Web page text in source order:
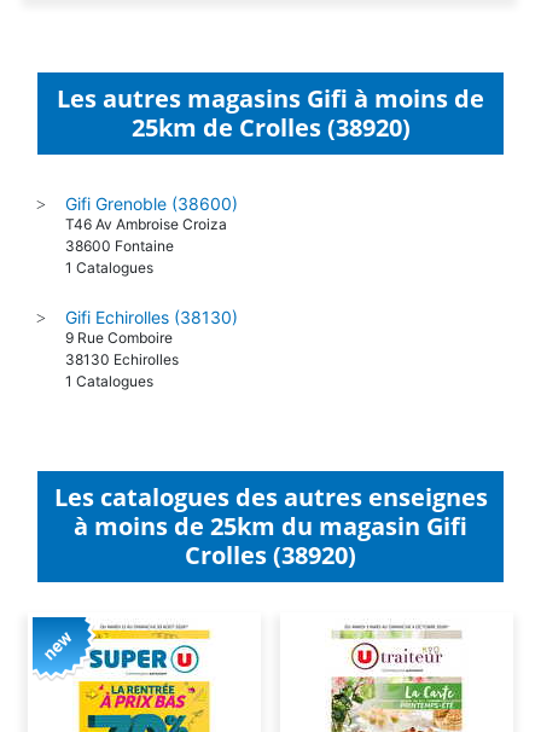
Les autres magasins Gifi à moins de
25km de Crolles (38920)
> Gifi Grenoble (38600)
T46 Av Ambroise Croiza
38600 Fontaine
1 Catalogues
> Gifi Echirolles (38130)
9 Rue Comboire
38130 Echirolles
1 Catalogues
Les catalogues des autres enseignes
à moins de 25km du magasin Gifi
Crolles (38920)